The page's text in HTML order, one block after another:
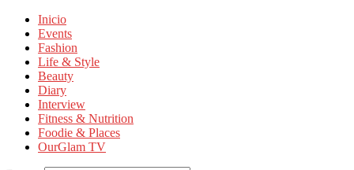
Inicio
Events
Fashion
Life & Style
Beauty
Diary
Interview
Fitness & Nutrition
Foodie & Places
OurGlam TV